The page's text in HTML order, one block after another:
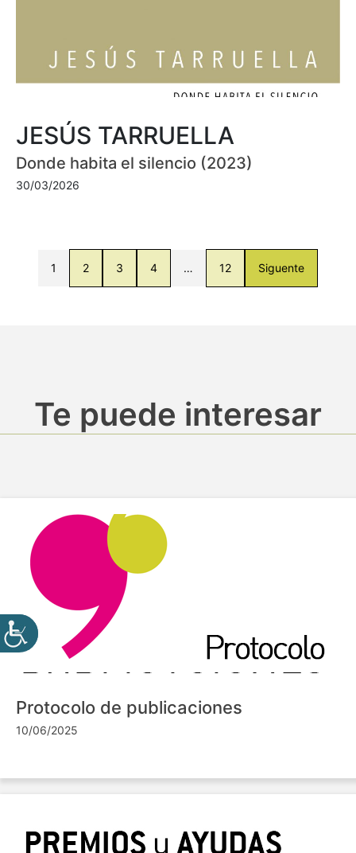
JESÚS TARRUELLA
Donde habita el silencio (2023)
30/03/2026
1 2 3 4 … 12 Siguente
Te puede interesar
Protocolo de publicaciones
10/06/2025